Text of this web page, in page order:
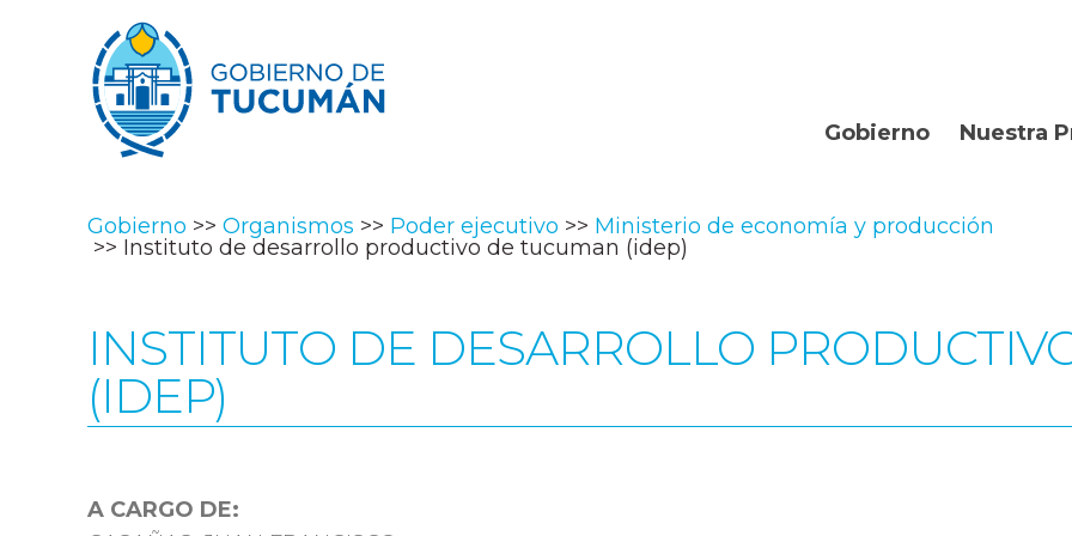
Gobierno
Gobernador
Nuestra
Geografía
Gobierno Organismos Poder ejecutivo
Ministerio de economía y producción
Instituto de desarrollo productivo de tucuman (idep)
INSTITUTO DE DESARROLLO
(IDEP)
A CARGO DE: